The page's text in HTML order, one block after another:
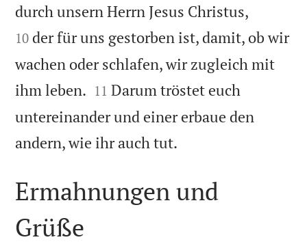
durch unsern Herrn Jesus Christus,
10 der für uns gestorben ist, damit, ob wir
wachen oder schlafen, wir zugleich mit
ihm leben. 

11 Darum tröstet euch
untereinander und einer erbaue den
andern, wie ihr auch tut.
Ermahnungen und
Grüße